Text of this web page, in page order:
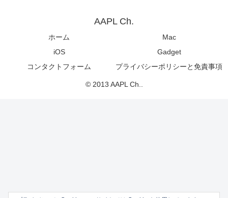
AAPL Ch.
ホーム
Mac
iOS
Gadget
コンタクトフォーム
プライバシーポリシーと免責事項
© 2013 AAPL Ch..